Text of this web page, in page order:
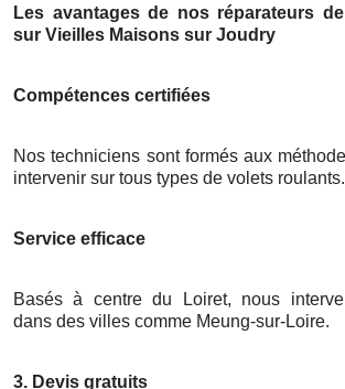
Les avantages de nos réparateurs
sur Vieilles Maisons sur Joudry
Compétences certifiées
Nos techniciens sont formés aux
intervenir sur tous types de volets roulants.
Service efficace
Basés à centre du Loiret, nous
dans des villes comme Meung-sur-Loire.
3. Devis gratuits